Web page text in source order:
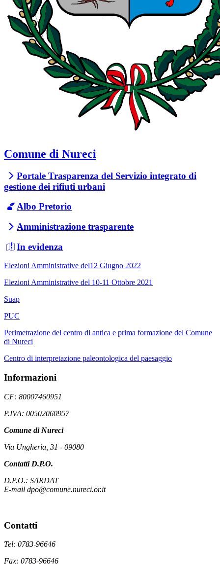
Comune di Nureci
Portale Trasparenza del Servizio integrato di
gestione dei rifiuti urbani
Albo Pretorio
Amministrazione trasparente
In evidenza
Elezioni Amministrative del12 Giugno 2022
Elezioni Amministrative del 10-11 Ottobre 2021
Suap
PUC
Perimetrazione del centro di antica e prima formazione del Comune
di Nureci
Centro di interpretazione paleontologica del paesaggio
Informazioni
CF: 80007460951
P.IVA: 00502060957
Comune di Nureci
Via Ungheria, 31 - 09080
Contatti D.P.O.
D.P.O.: SARDAT
E-mail dpo@comune.nureci.or.it
Contatti
Tel: 0783-96646
Fax: 0783-96646